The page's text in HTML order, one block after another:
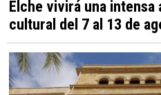
Elche vivirá una intensa
cultural del 7 al 13 de